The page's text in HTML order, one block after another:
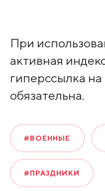
При
активная
гиперссылка на
обязательна.
#ВОЕННЫЕ
#ПРАЗДНИКИ